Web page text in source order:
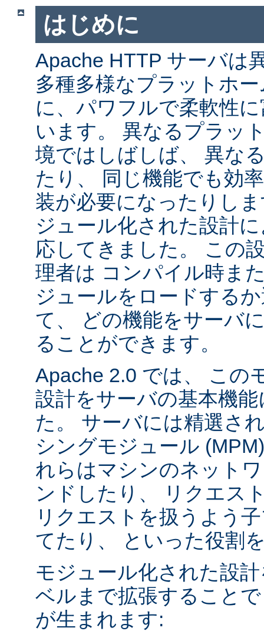
はじめに
Apache HTTP サーバは
多種多様なプラットホ
に、パワフルで柔軟性
います。 異なるプラッ
境ではしばしば、 異な
たり、 同じ機能でも効
装が必要になったりし
ジュール化された設計
応してきました。 この
理者は コンパイル時ま
ジュールをロードする
て、 どの機能をサーバ
ることができます。
Apache 2.0 では、 この
設計をサーバの基本機
た。 サーバには精選さ
シングモジュール
れらはマシンのネット
ンドしたり、 リクエス
リクエストを扱うよう
てたり、 といった役割
モジュール化された設
ベルまで拡張すること
が生まれます: